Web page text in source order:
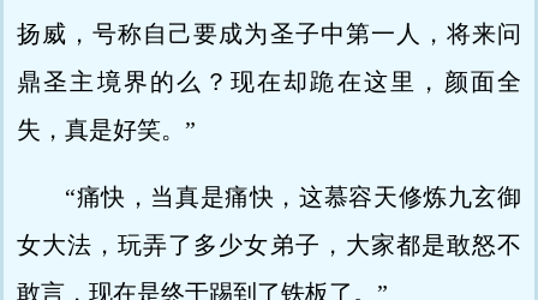
扬威，号称自己要成为圣子中第一人，将来问
鼎圣主境界的么？现在却跪在这里，颜面全
失，真是好笑。”
“痛快，当真是痛快，这慕容天修炼九玄御
女大法，玩弄了多少女弟子，大家都是敢怒不
敢言，现在是终于踢到了铁板了。”